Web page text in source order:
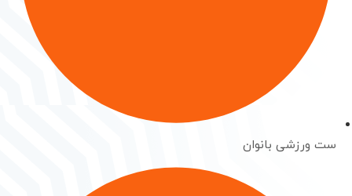
ست ورزشی بانوان